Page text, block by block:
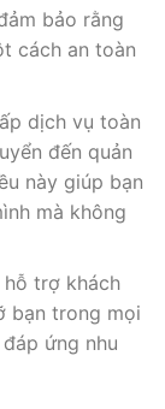
bảo rằng
cách an toàn
dịch vụ toàn
đến quản
này giúp bạn
mà không
trợ khách
bạn trong mọi
ứng nhu